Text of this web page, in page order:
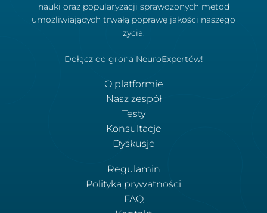
nauki oraz popularyzacji sprawdzonych metod
umożliwiających trwałą poprawę jakości naszego
życia.
Dołącz do grona NeuroExpertów!
O platformie
Nasz zespół
Testy
Konsultacje
Dyskusje
Regulamin
Polityka prywatności
FAQ